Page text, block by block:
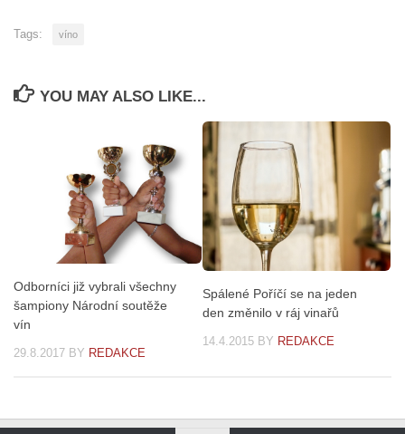
Tags: víno
YOU MAY ALSO LIKE...
Odborníci již vybrali všechny
šampiony Národní soutěže
vín
29.8.2017 BY REDAKCE
Spálené Poříčí se na jeden
den změnilo v ráj vinařů
14.4.2015 BY REDAKCE